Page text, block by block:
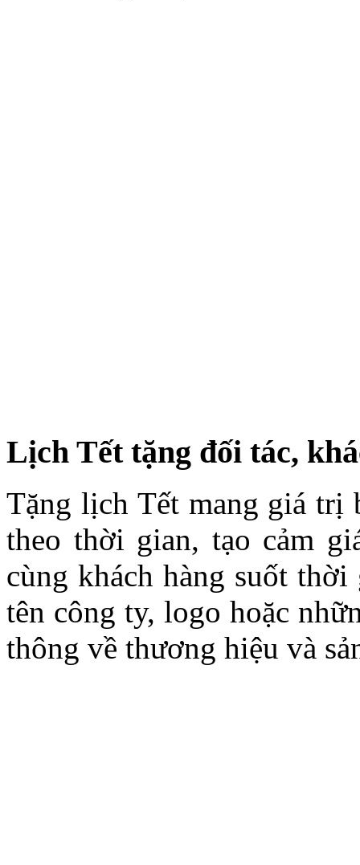
Lịch Tết tặng đối tác,
Tặng lịch Tết mang giá trị
theo thời gian, tạo cảm
cùng khách hàng suốt
tên công ty, logo hoặc
thông về thương hiệu và